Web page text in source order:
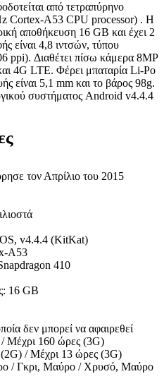
από τετραπύρηνο
Cortex-A53 CPU processor) . Η
αποθήκευση 16 GB και έχει 2
είναι 4,8 ιντσών, τύπου
Διαθέτει πίσω κάμερα 8MP
4G LTE. Φέρει μπαταρία Li-Po
είναι 5,1 mm και το βάρος 98g.
συστήματος Android v4.4.4
τον Απρίλιο του 2015
v4.4.4 (KitKat)
A53
410
16 GB
δεν μπορεί να αφαιρεθεί
Μέχρι 160 ώρες (3G)
/ Μέχρι 13 ώρες (3G)
/ Γκρι, Μαύρο / Χρυσό, Μαύρο